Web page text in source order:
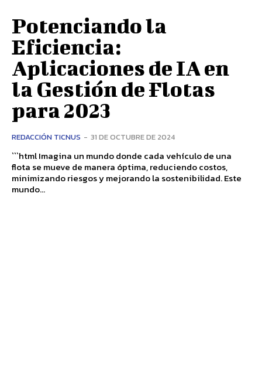
Potenciando la
Eficiencia:
Aplicaciones de IA en
la Gestión de Flotas
para 2023
REDACCIÓN TICNUS - 31 DE OCTUBRE DE 2024
```html Imagina un mundo donde cada vehículo de una
flota se mueve de manera óptima, reduciendo costos,
minimizando riesgos y mejorando la sostenibilidad. Este
mundo...